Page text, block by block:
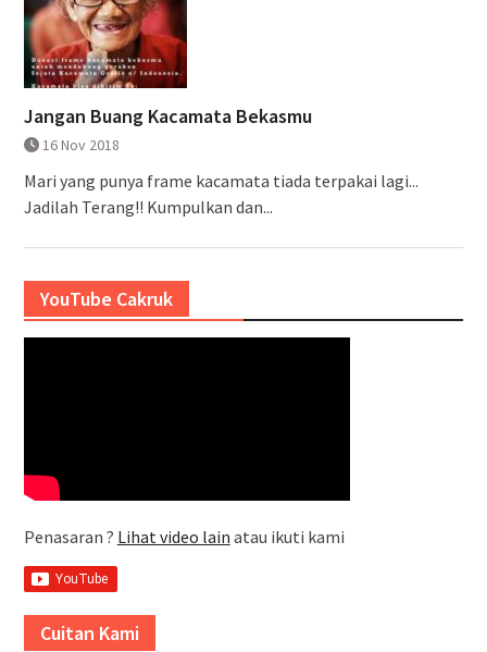
Jangan Buang Kacamata Bekasmu
16 Nov 2018
Mari yang punya frame kacamata tiada terpakai lagi...
Jadilah Terang!! Kumpulkan dan...
YouTube Cakruk
Penasaran ? Lihat video lain atau ikuti kami
Cuitan Kami